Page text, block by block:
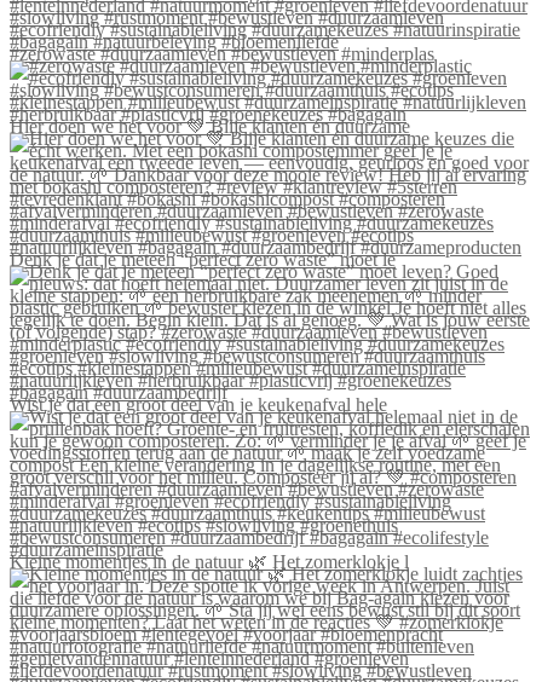
#zerowaste #duurzaamleven #bewustleven #minderplas
Hier doen we het voor 💚 Blije klanten én duurzame
Denk je dat je meteen “perfect zero waste” moet le
Wist je dat een groot deel van je keukenafval hele
Kleine momentjes in de natuur 🌿 Het zomerklokje l